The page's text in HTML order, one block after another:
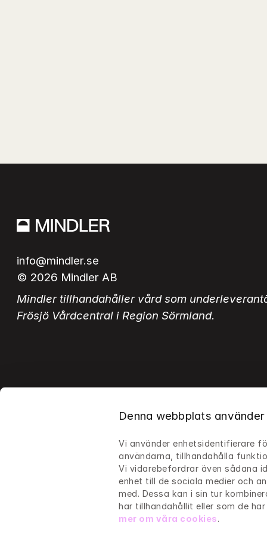
Denna webbplats
Vi använder enhetsidentifierare
användarna, tillhandahålla
Vi vidarebefordrar även sådana
enhet till de sociala medier och
med. Dessa kan i sin tur
har tillhandahållit eller som de
mer om våra cookies.
info@mindler.se
© 2026 Mindler AB
Mindler tillhandahåller vård som
Frösjö Vårdcentral i Region Sörmland.
Allmänna villkor